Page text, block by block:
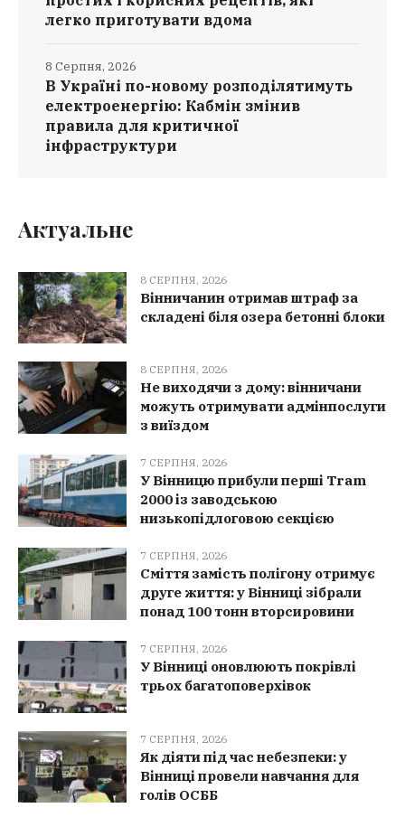
легко приготувати вдома
В Україні по-новому розподілятимуть
електроенергію: Кабмін змінив
правила для критичної
інфраструктури
8 Серпня, 2026
Актуальне
8 СЕРПНЯ, 2026
Вінничанин отримав штраф за
складені біля озера бетонні блоки
8 СЕРПНЯ, 2026
Не виходячи з дому: вінничани
можуть отримувати адмінпослуги
з виїздом
7 СЕРПНЯ, 2026
У Вінницю прибули перші Tram
2000 із заводською
низькопідлоговою секцією
7 СЕРПНЯ, 2026
Сміття замість полігону отримує
друге життя: у Вінниці зібрали
понад 100 тонн вторсировини
7 СЕРПНЯ, 2026
У Вінниці оновлюють покрівлі
трьох багатоповерхівок
7 СЕРПНЯ, 2026
Як діяти під час небезпеки: у
Вінниці провели навчання для
голів ОСББ